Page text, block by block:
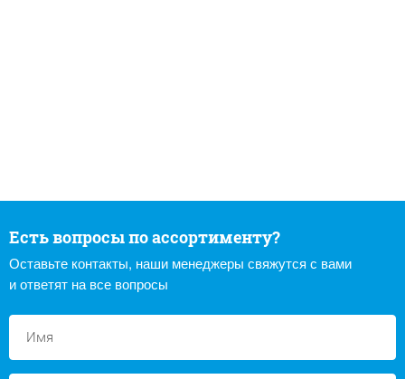
Есть вопросы по ассортименту?
Оставьте контакты, наши менеджеры свяжутся с вами
и ответят на все вопросы